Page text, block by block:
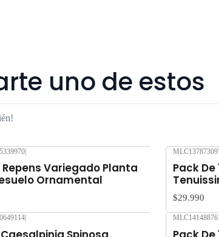
uno de estos
Repens Variegado Planta
Ornamental
Pack De
$29.990